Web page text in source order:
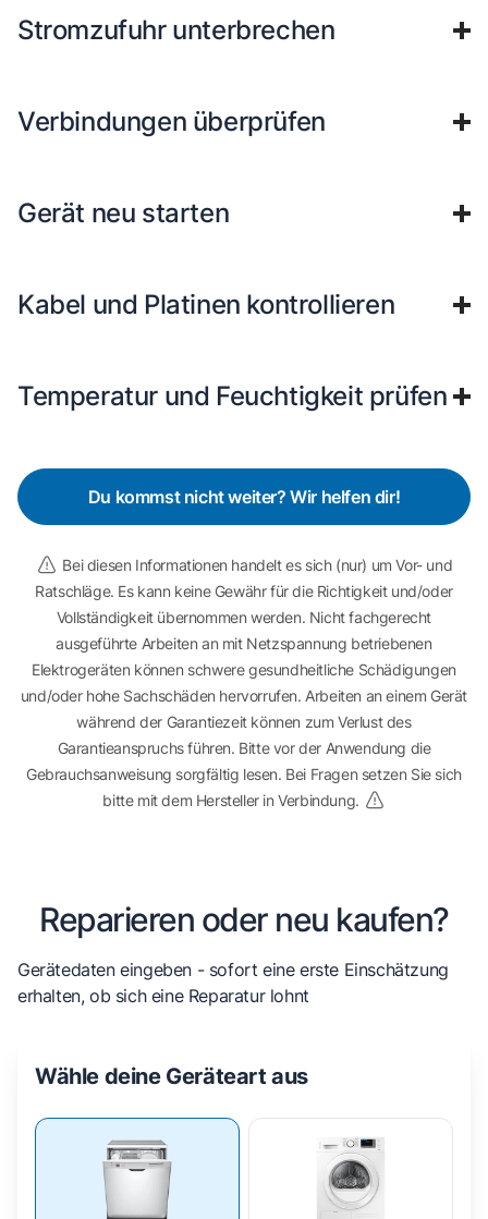
Stromzufuhr unterbrechen
Verbindungen überprüfen
Gerät neu starten
Kabel und Platinen kontrollieren
Temperatur und Feuchtigkeit prüfen
Du kommst nicht weiter? Wir helfen dir!
Bei diesen Informationen handelt es sich (nur) um Vor- und
Ratschläge. Es kann keine Gewähr für die Richtigkeit und/oder
Vollständigkeit übernommen werden. Nicht fachgerecht
ausgeführte Arbeiten an mit Netzspannung betriebenen
Elektrogeräten können schwere gesundheitliche Schädigungen
und/oder hohe Sachschäden hervorrufen. Arbeiten an einem Gerät
während der Garantiezeit können zum Verlust des
Garantieanspruchs führen. Bitte vor der Anwendung die
Gebrauchsanweisung sorgfältig lesen. Bei Fragen setzen Sie sich
bitte mit dem Hersteller in Verbindung.
Reparieren oder neu kaufen?
Gerätedaten eingeben - sofort eine erste Einschätzung
erhalten, ob sich eine Reparatur lohnt
Wähle deine Geräteart aus